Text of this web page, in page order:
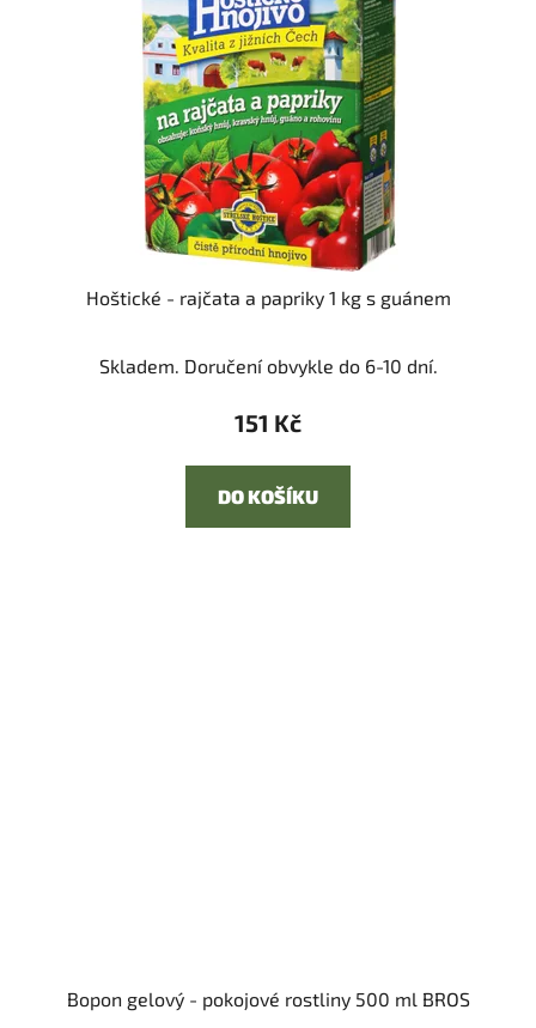
Hoštické - rajčata a papriky 1 kg s guánem
Skladem. Doručení obvykle do 6-10 dní.
151 Kč
DO KOŠÍKU
Bopon gelový - pokojové rostliny 500 ml BROS